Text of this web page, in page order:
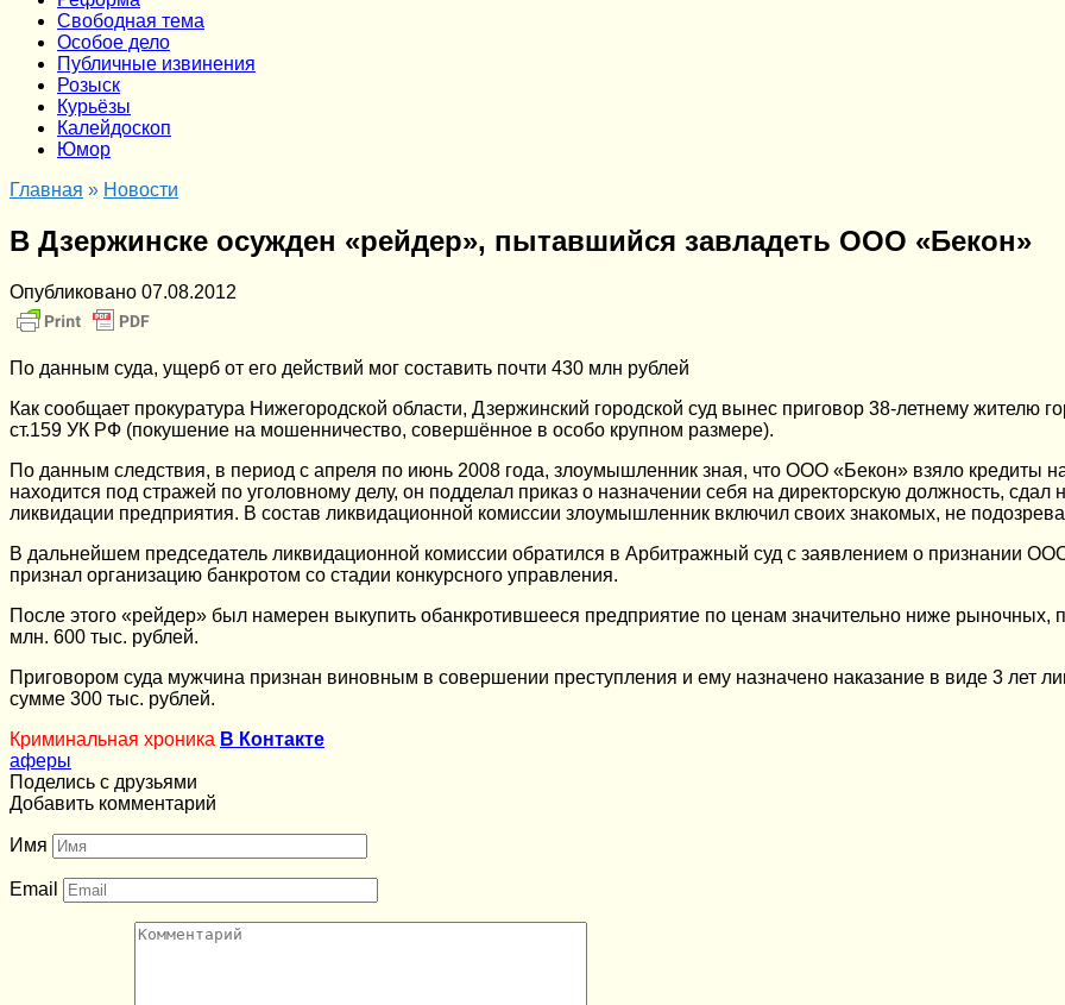
Cвободная тема
Особое дело
Публичные извинения
Розыск
Курьёзы
Калейдоскоп
Юмор
Главная » Новости
В Дзержинске осужден «рейдер», пытавшийся завладеть ООО «Бекон»
Опубликовано 07.08.2012
По данным суда, ущерб от его действий мог составить почти 430 млн рублей
Как сообщает прокуратура Нижегородской области, Дзержинский городской суд вынес приговор 38-летнему жителю
ст.159 УК РФ (покушение на мошенничество, совершённое в особо крупном размере).
По данным следствия, в период с апреля по июнь 2008 года, злоумышленник зная, что ООО «Бекон» взяло кредиты
находится под стражей по уголовному делу, он подделал приказ о назначении себя на директорскую должность,
ликвидации предприятия. В состав ликвидационной комиссии злоумышленник включил своих знакомых, не
В дальнейшем председатель ликвидационной комиссии обратился в Арбитражный суд с заявлением о признании
признал организацию банкротом со стадии конкурсного управления.
После этого «рейдер» был намерен выкупить обанкротившееся предприятие по ценам значительно ниже рыночных,
млн. 600 тыс. рублей.
Приговором суда мужчина признан виновным в совершении преступления и ему назначено наказание в виде 3
сумме 300 тыс. рублей.
Криминальная хроника В Контакте
аферы
Поделись с друзьями
Добавить комментарий
Имя
Email